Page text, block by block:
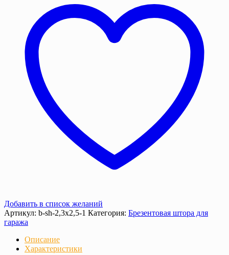
Добавить в список желаний
Артикул: b-sh-2,3x2,5-1 Категория: Брезентовая штора для
гаража
Описание
Характеристики